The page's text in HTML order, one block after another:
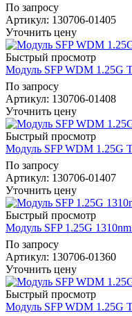
По запросу
Артикул: 130706-01405
Уточнить цену
Быстрый просмотр
Модуль SFP WDM 1.25G
По запросу
Артикул: 130706-01408
Уточнить цену
Быстрый просмотр
Модуль SFP WDM 1.25G
По запросу
Артикул: 130706-01407
Уточнить цену
Быстрый просмотр
Модуль SFP 1.25G
По запросу
Артикул: 130706-01360
Уточнить цену
Быстрый просмотр
Модуль SFP WDM 1.25G